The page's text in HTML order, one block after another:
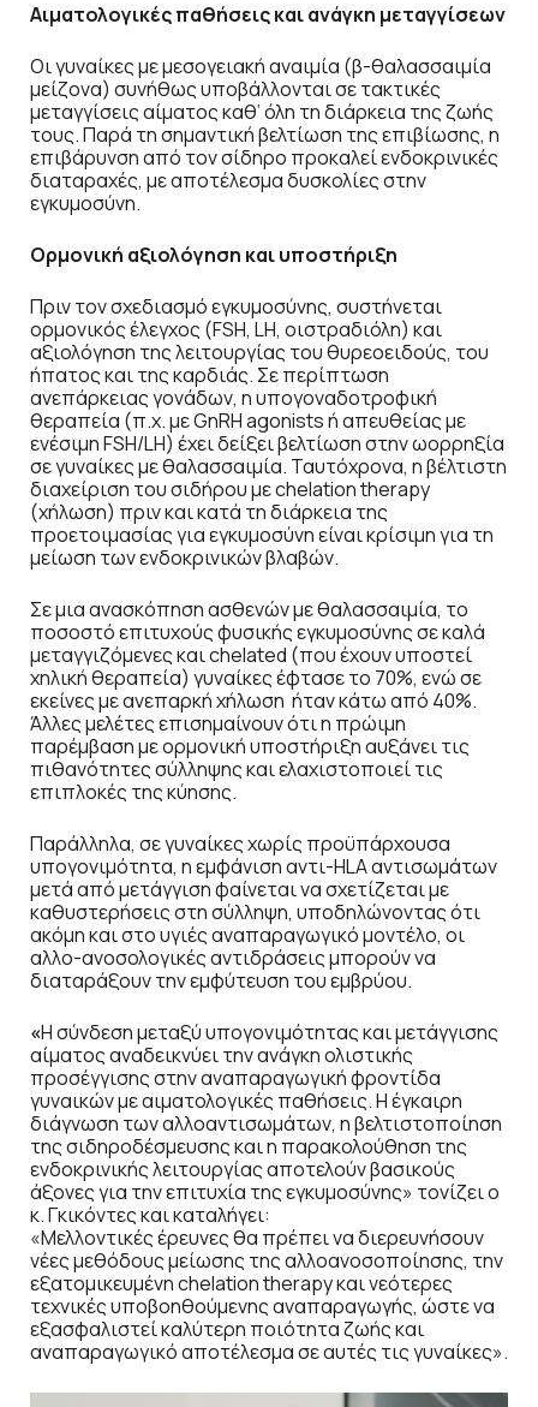
Αιματολογικές παθήσεις και ανάγκη μεταγγίσεων
Οι γυναίκες με μεσογειακή αναιμία (β-θαλασσαιμία
μείζονα) συνήθως υποβάλλονται σε τακτικές
μεταγγίσεις αίματος καθ’ όλη τη διάρκεια της ζωής
τους. Παρά τη σημαντική βελτίωση της επιβίωσης, η
επιβάρυνση από τον σίδηρο προκαλεί ενδοκρινικές
διαταραχές, με αποτέλεσμα δυσκολίες στην
εγκυμοσύνη.
Ορμονική αξιολόγηση και υποστήριξη
Πριν τον σχεδιασμό εγκυμοσύνης, συστήνεται
ορμονικός έλεγχος (FSH, LH, οιστραδιόλη) και
αξιολόγηση της λειτουργίας του θυρεοειδούς, του
ήπατος και της καρδιάς. Σε περίπτωση
ανεπάρκειας γονάδων, η υπογοναδοτροφική
θεραπεία (π.χ. με GnRH agonists ή απευθείας με
ενέσιμη FSH/LH) έχει δείξει βελτίωση στην ωορρηξία
σε γυναίκες με θαλασσαιμία. Ταυτόχρονα, η βέλτιστη
διαχείριση του σιδήρου με chelation therapy
(χήλωση) πριν και κατά τη διάρκεια της
προετοιμασίας για εγκυμοσύνη είναι κρίσιμη για τη
μείωση των ενδοκρινικών βλαβών.
Σε μια ανασκόπηση ασθενών με θαλασσαιμία, το
ποσοστό επιτυχούς φυσικής εγκυμοσύνης σε καλά
μεταγγιζόμενες και chelated (που έχουν υποστεί
χηλική θεραπεία) γυναίκες έφτασε το 70%, ενώ σε
εκείνες με ανεπαρκή χήλωση ήταν κάτω από 40%.
Άλλες μελέτες επισημαίνουν ότι η πρώιμη
παρέμβαση με ορμονική υποστήριξη αυξάνει τις
πιθανότητες σύλληψης και ελαχιστοποιεί τις
επιπλοκές της κύησης.
Παράλληλα, σε γυναίκες χωρίς προϋπάρχουσα
υπογονιμότητα, η εμφάνιση αντι-HLA αντισωμάτων
μετά από μετάγγιση φαίνεται να σχετίζεται με
καθυστερήσεις στη σύλληψη, υποδηλώνοντας ότι
ακόμη και στο υγιές αναπαραγωγικό μοντέλο, οι
αλλο-ανοσολογικές αντιδράσεις μπορούν να
διαταράξουν την εμφύτευση του εμβρύου.
«Η σύνδεση μεταξύ υπογονιμότητας και μετάγγισης
αίματος αναδεικνύει την ανάγκη ολιστικής
προσέγγισης στην αναπαραγωγική φροντίδα
γυναικών με αιματολογικές παθήσεις. Η έγκαιρη
διάγνωση των αλλοαντισωμάτων, η βελτιστοποίηση
της σιδηροδέσμευσης και η παρακολούθηση της
ενδοκρινικής λειτουργίας αποτελούν βασικούς
άξονες για την επιτυχία της εγκυμοσύνης» τονίζει ο
κ. Γκικόντες και καταλήγει:
«Μελλοντικές έρευνες θα πρέπει να διερευνήσουν
νέες μεθόδους μείωσης της αλλοανοσοποίησης, την
εξατομικευμένη chelation therapy και νεότερες
τεχνικές υποβοηθούμενης αναπαραγωγής, ώστε να
εξασφαλιστεί καλύτερη ποιότητα ζωής και
αναπαραγωγικό αποτέλεσμα σε αυτές τις γυναίκες».